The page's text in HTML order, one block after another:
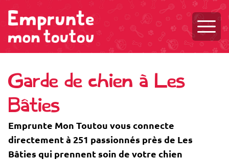
Garde de chien à Les
Bâties
Emprunte Mon Toutou vous connecte
directement à 251 passionnés près de Les
Bâties qui prennent soin de votre chien